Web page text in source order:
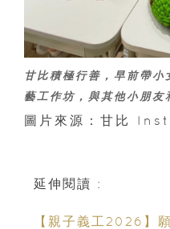
甘比積極行善，早前帶
藝工作坊，與其他小朋友
圖片來源：甘比
延伸閱讀 :
【親子義工2026】